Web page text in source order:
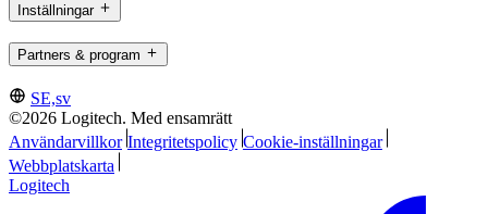
Inställningar
Partners & program
SE,sv
©2026 Logitech. Med ensamrätt
Användarvillkor Integritetspolicy Cookie-inställningar
Webbplatskarta
Logitech